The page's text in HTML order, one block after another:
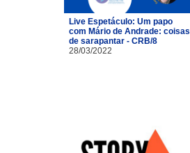
Live Espetáculo: Um papo
com Mário de Andrade: coisas
de sarapantar - CRB/8
28/03/2022